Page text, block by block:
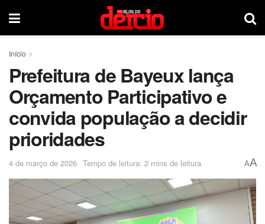
Início
Prefeitura de Bayeux lança
Orçamento Participativo e
convida população a decidir
prioridades
4 de março de 2026 Tempo de leitura: 2 mins de leitura AA